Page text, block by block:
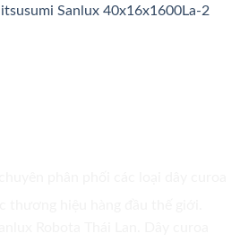
Sanlux 40x16x1600La-2